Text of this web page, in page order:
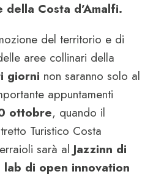
Costa d’Amalfi.
del territorio e di
aree collinari della
giorni non saranno solo al
appuntamenti
ottobre, quando il
Turistico Costa
sarà alJazzinn di
di open innovation